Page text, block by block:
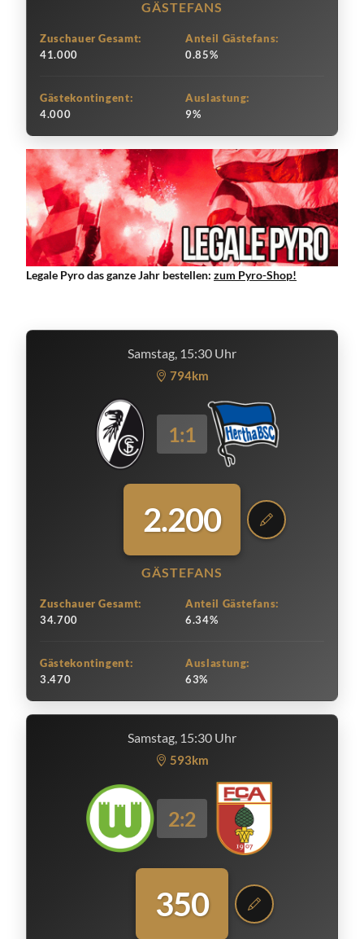
GÄSTEFANS
Zuschauer Gesamt:
41.000
Anteil Gästefans:
0.85%
Gästekontingent:
4.000
Auslastung:
9%
Legale Pyro das ganze Jahr bestellen: zum Pyro-Shop!
Samstag, 15:30 Uhr
794km
1:1
2.200
GÄSTEFANS
Zuschauer Gesamt:
34.700
Anteil Gästefans:
6.34%
Gästekontingent:
3.470
Auslastung:
63%
Samstag, 15:30 Uhr
593km
2:2
350